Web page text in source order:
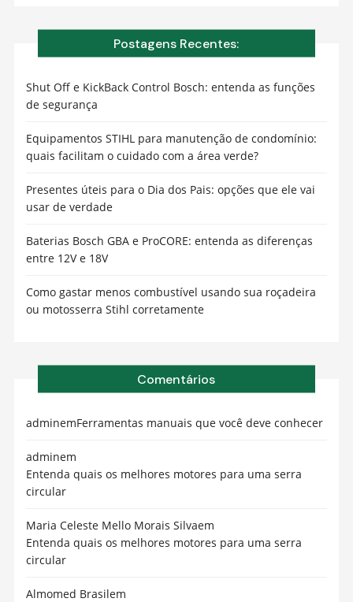
Postagens Recentes:
Shut Off e KickBack Control Bosch: entenda as funções
de segurança
Equipamentos STIHL para manutenção de condomínio:
quais facilitam o cuidado com a área verde?
Presentes úteis para o Dia dos Pais: opções que ele vai
usar de verdade
Baterias Bosch GBA e ProCORE: entenda as diferenças
entre 12V e 18V
Como gastar menos combustível usando sua roçadeira
ou motosserra Stihl corretamente
Comentários
adminemFerramentas manuais que você deve conhecer
adminem
Entenda quais os melhores motores para uma serra
circular
Maria Celeste Mello Morais Silvaem
Entenda quais os melhores motores para uma serra
circular
Almomed Brasilem